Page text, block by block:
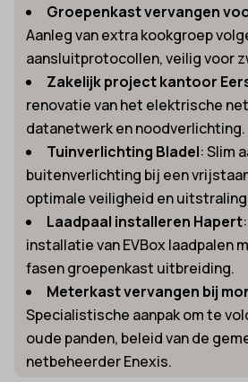
Groepenkast vervangen
Aanleg van extra kookgroep
aansluitprotocollen, veilig voor
Zakelijk project kantoor
renovatie van het elektrische
datanetwerk en noodverlichting.
Tuinverlichting Bladel: Slim
buitenverlichting bij een
optimale veiligheid en
Laadpaal installeren Hapert
installatie van EVBox laadpalen
fasen groepenkast uitbreiding.
Meterkast vervangen bij
Specialistische aanpak om te
oude panden, beleid van de
netbeheerder Enexis.